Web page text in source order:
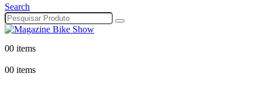
Search
00 items
00 items